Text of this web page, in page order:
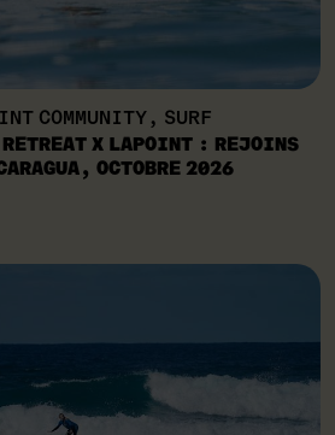
COMMUNITY, SURF
RETREAT X LAPOINT : REJOINS
OCTOBRE 2026